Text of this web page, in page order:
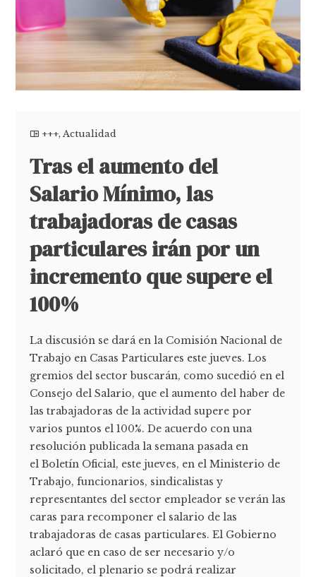
+++,Actualidad
Tras el aumento del
Salario Mínimo, las
trabajadoras de casas
particulares irán por un
incremento que supere el
100%
La discusión se dará en la Comisión Nacional de
Trabajo en Casas Particulares este jueves. Los
gremios del sector buscarán, como sucedió en el
Consejo del Salario, que el aumento del haber de
las trabajadoras de la actividad supere por
varios puntos el 100%. De acuerdo con una
resolución publicada la semana pasada en
el Boletín Oficial, este jueves, en el Ministerio de
Trabajo, funcionarios, sindicalistas y
representantes del sector empleador se verán las
caras para recomponer el salario de las
trabajadoras de casas particulares. El Gobierno
aclaró que en caso de ser necesario y/o
solicitado, el plenario se podrá realizar